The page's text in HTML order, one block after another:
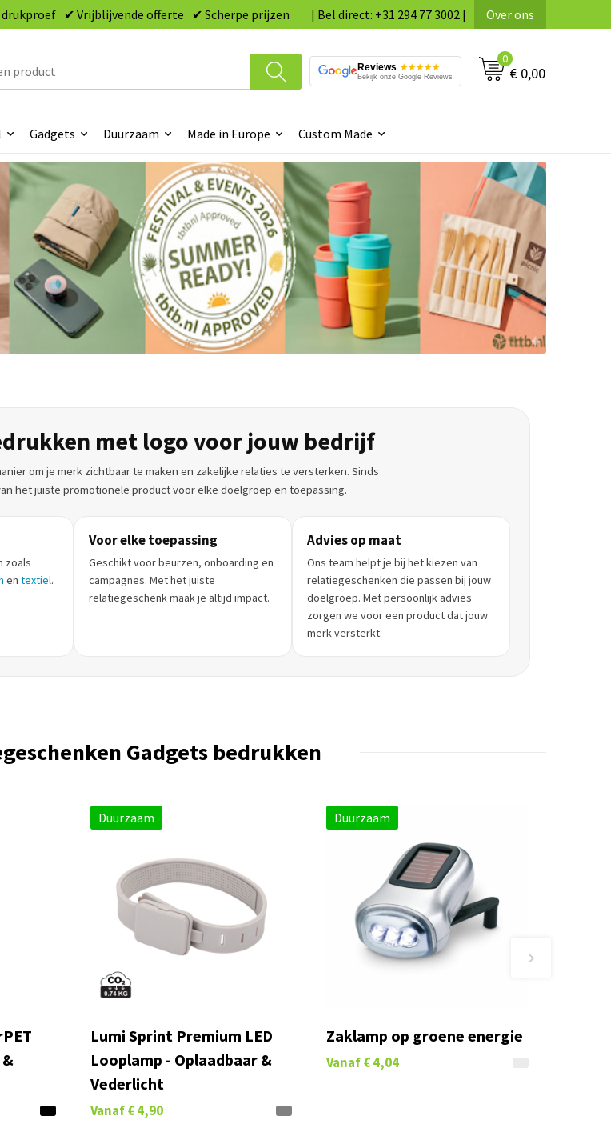
✔ Vrijblijvende offerte ✔ Scherpe prijzen | Bel direct: +31 294 77 3002 | Over ons
Reviews ★★★★★
Bekijk onze Google Reviews
0
€ 0,00
Gadgets Duurzaam Made in Europe Custom Made
met logo voor jouw bedrijf
om je merk zichtbaar te maken en zakelijke relaties te versterken. Sinds
het juiste promotionele product voor elke doelgroep en toepassing.
zoals
entextiel.
Voor elke toepassing
Geschikt voor beurzen, onboarding en
campagnes. Met het juiste
relatiegeschenk maak je altijd impact.
Advies op maat
Ons team helpt je bij het kiezen van
relatiegeschenken die passen bij jouw
doelgroep. Met persoonlijk advies
zorgen we voor een product dat jouw
merk versterkt.
Gadgets bedrukken
Duurzaam
Lumi Sprint Premium LED
Looplamp - Oplaadbaar &
Vederlicht
Vanaf€ 4,90
Duurzaam
Zaklamp op groene energie
Vanaf€ 4,04